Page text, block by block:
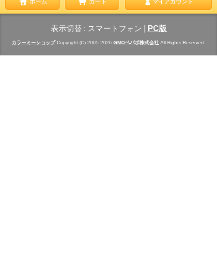
ホーム カート マイアカウント
表示切替 : スマートフォン PC版
カラーミーショップCopyright (C) 2005-2026 GMOペパボ株式会社 All Rights Reserved.